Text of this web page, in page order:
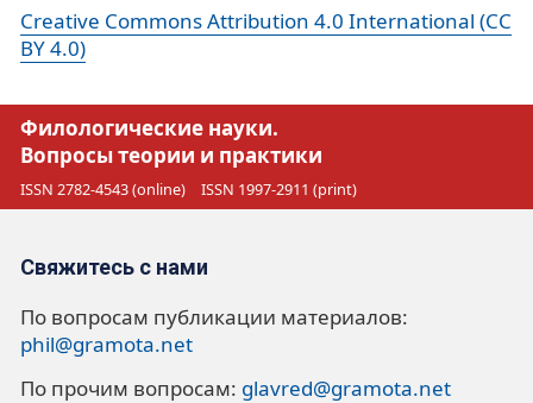
Creative Commons Attribution 4.0 International (CC
BY 4.0)
Филологические науки.
Вопросы теории и практики
ISSN 2782-4543 (online) ISSN 1997-2911 (print)
Свяжитесь с нами
По вопросам публикации материалов:
phil@gramota.net
По прочим вопросам: glavred@gramota.net